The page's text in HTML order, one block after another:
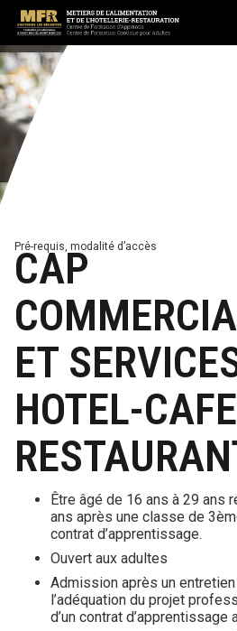
Pré-requis, modalité d’accès
CAP
ET
HOTEL-
Être âgé de 16 ans à 29 ans
ans après une classe de
contrat d’apprentissage.
Ouvert aux adultes
Admission après un
l’adéquation du projet
d’un contrat d’apprentissage